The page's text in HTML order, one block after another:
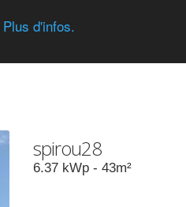
Plus d'infos.
spirou28
6.37 kWp - 43m²